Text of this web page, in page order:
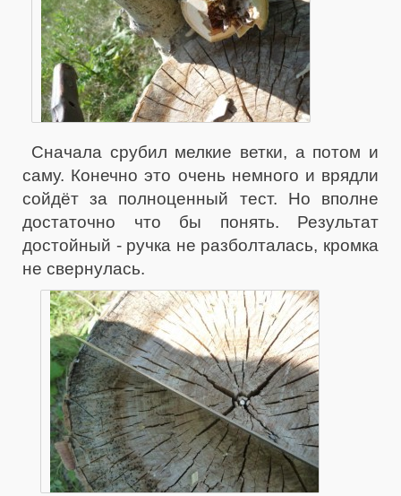
Сначала срубил мелкие ветки, а потом и
саму. Конечно это очень немного и врядли
сойдёт за полноценный тест. Но вполне
достаточно что бы понять. Результат
достойный - ручка не разболталась, кромка
не свернулась.